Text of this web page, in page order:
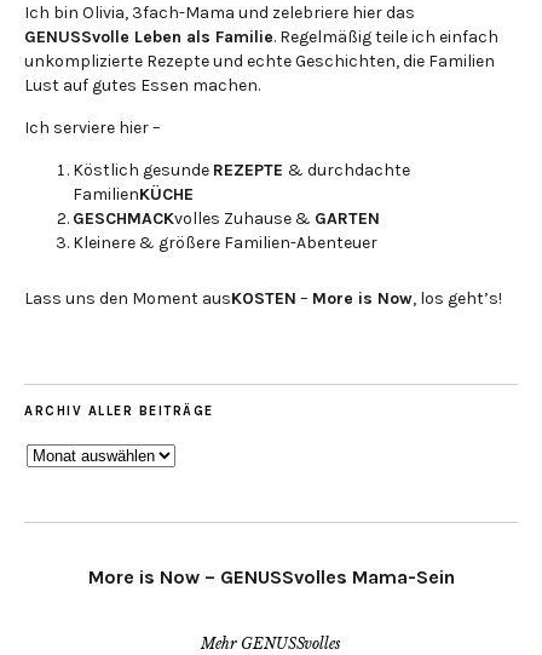
Ich bin Olivia, 3fach-Mama und zelebriere hier das
GENUSSvolle Leben als Familie. Regelmäßig teile ich einfach
unkomplizierte Rezepte und echte Geschichten, die Familien
Lust auf gutes Essen machen.
Ich serviere hier –
Köstlich gesunde REZEPTE & durchdachte
FamilienKÜCHE
GESCHMACKvolles Zuhause & GARTEN
Kleinere & größere Familien-Abenteuer
Lass uns den Moment ausKOSTEN – More is Now, los geht’s!
ARCHIV ALLER BEITRÄGE
ARCHIV
More is Now – GENUSSvolles Mama-Sein
Mehr GENUSSvolles